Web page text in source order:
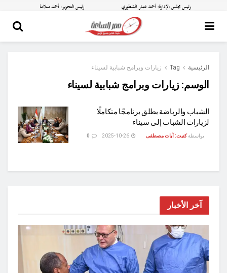
الرئيسية Tag زيارات وبرامج شبابية لسيناء
الوسم:زيارات وبرامج شبابية لسيناء
الشباب والرياضة يطلق برنامجًا متكاملًا
لزيارات الشباب إلى سيناء
بواسطة كتبت: آيات مصطفى
آخر الأخبار